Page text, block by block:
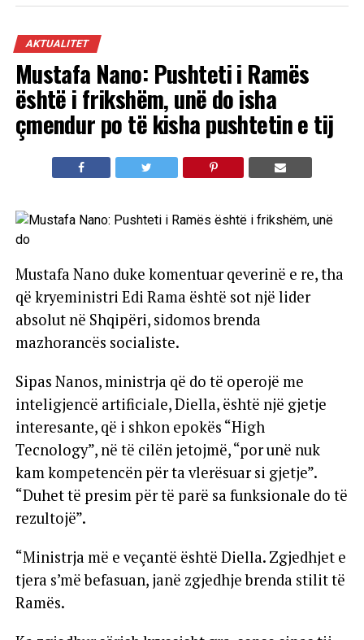
AKTUALITET
Mustafa Nano: Pushteti i Ramës
është i frikshëm, unë do isha
çmendur po të kisha pushtetin e tij
Mustafa Nano duke komentuar qeverinë e re, tha
që kryeministri Edi Rama është sot një lider
absolut në Shqipëri, sidomos brenda
mazhorancës socialiste.
Sipas Nanos, ministrja që do të operojë me
inteligjencë artificiale, Diella, është një gjetje
interesante, që i shkon epokës “High
Tecnology”, në të cilën jetojmë, “por unë nuk
kam kompetencën për ta vlerësuar si gjetje”.
“Duhet të presim për të parë sa funksionale do të
rezultojë”.
“Ministrja më e veçantë është Diella. Zgjedhjet e
tjera s’më befasuan, janë zgjedhje brenda stilit të
Ramës.